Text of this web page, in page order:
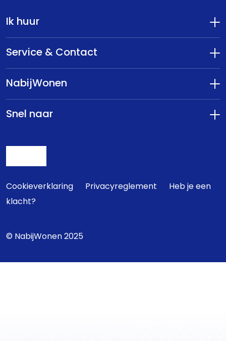
Ik huur
Service & Contact
NabijWonen
Snel naar
Cookieverklaring Privacyreglement
Heb je een
klacht?
© NabijWonen 2025